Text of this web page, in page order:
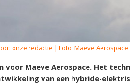
onze redactie | Foto: Maeve Aerospace
voor Maeve Aerospace. Het
van een hybride-